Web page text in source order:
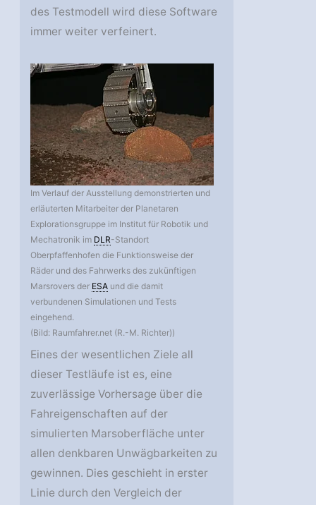
des Testmodell wird diese Software
immer weiter verfeinert.
Im Verlauf der Ausstellung demonstrierten und
erläuterten Mitarbeiter der Planetaren
Explorationsgruppe im Institut für Robotik und
Mechatronik im DLR-Standort
Oberpfaffenhofen die Funktionsweise der
Räder und des Fahrwerks des zukünftigen
Marsrovers der ESA und die damit
verbundenen Simulationen und Tests
eingehend.
(Bild: Raumfahrer.net (R.-M. Richter))
Eines der wesentlichen Ziele all
dieser Testläufe ist es, eine
zuverlässige Vorhersage über die
Fahreigenschaften auf der
simulierten Marsoberfläche unter
allen denkbaren Unwägbarkeiten zu
gewinnen. Dies geschieht in erster
Linie durch den Vergleich der